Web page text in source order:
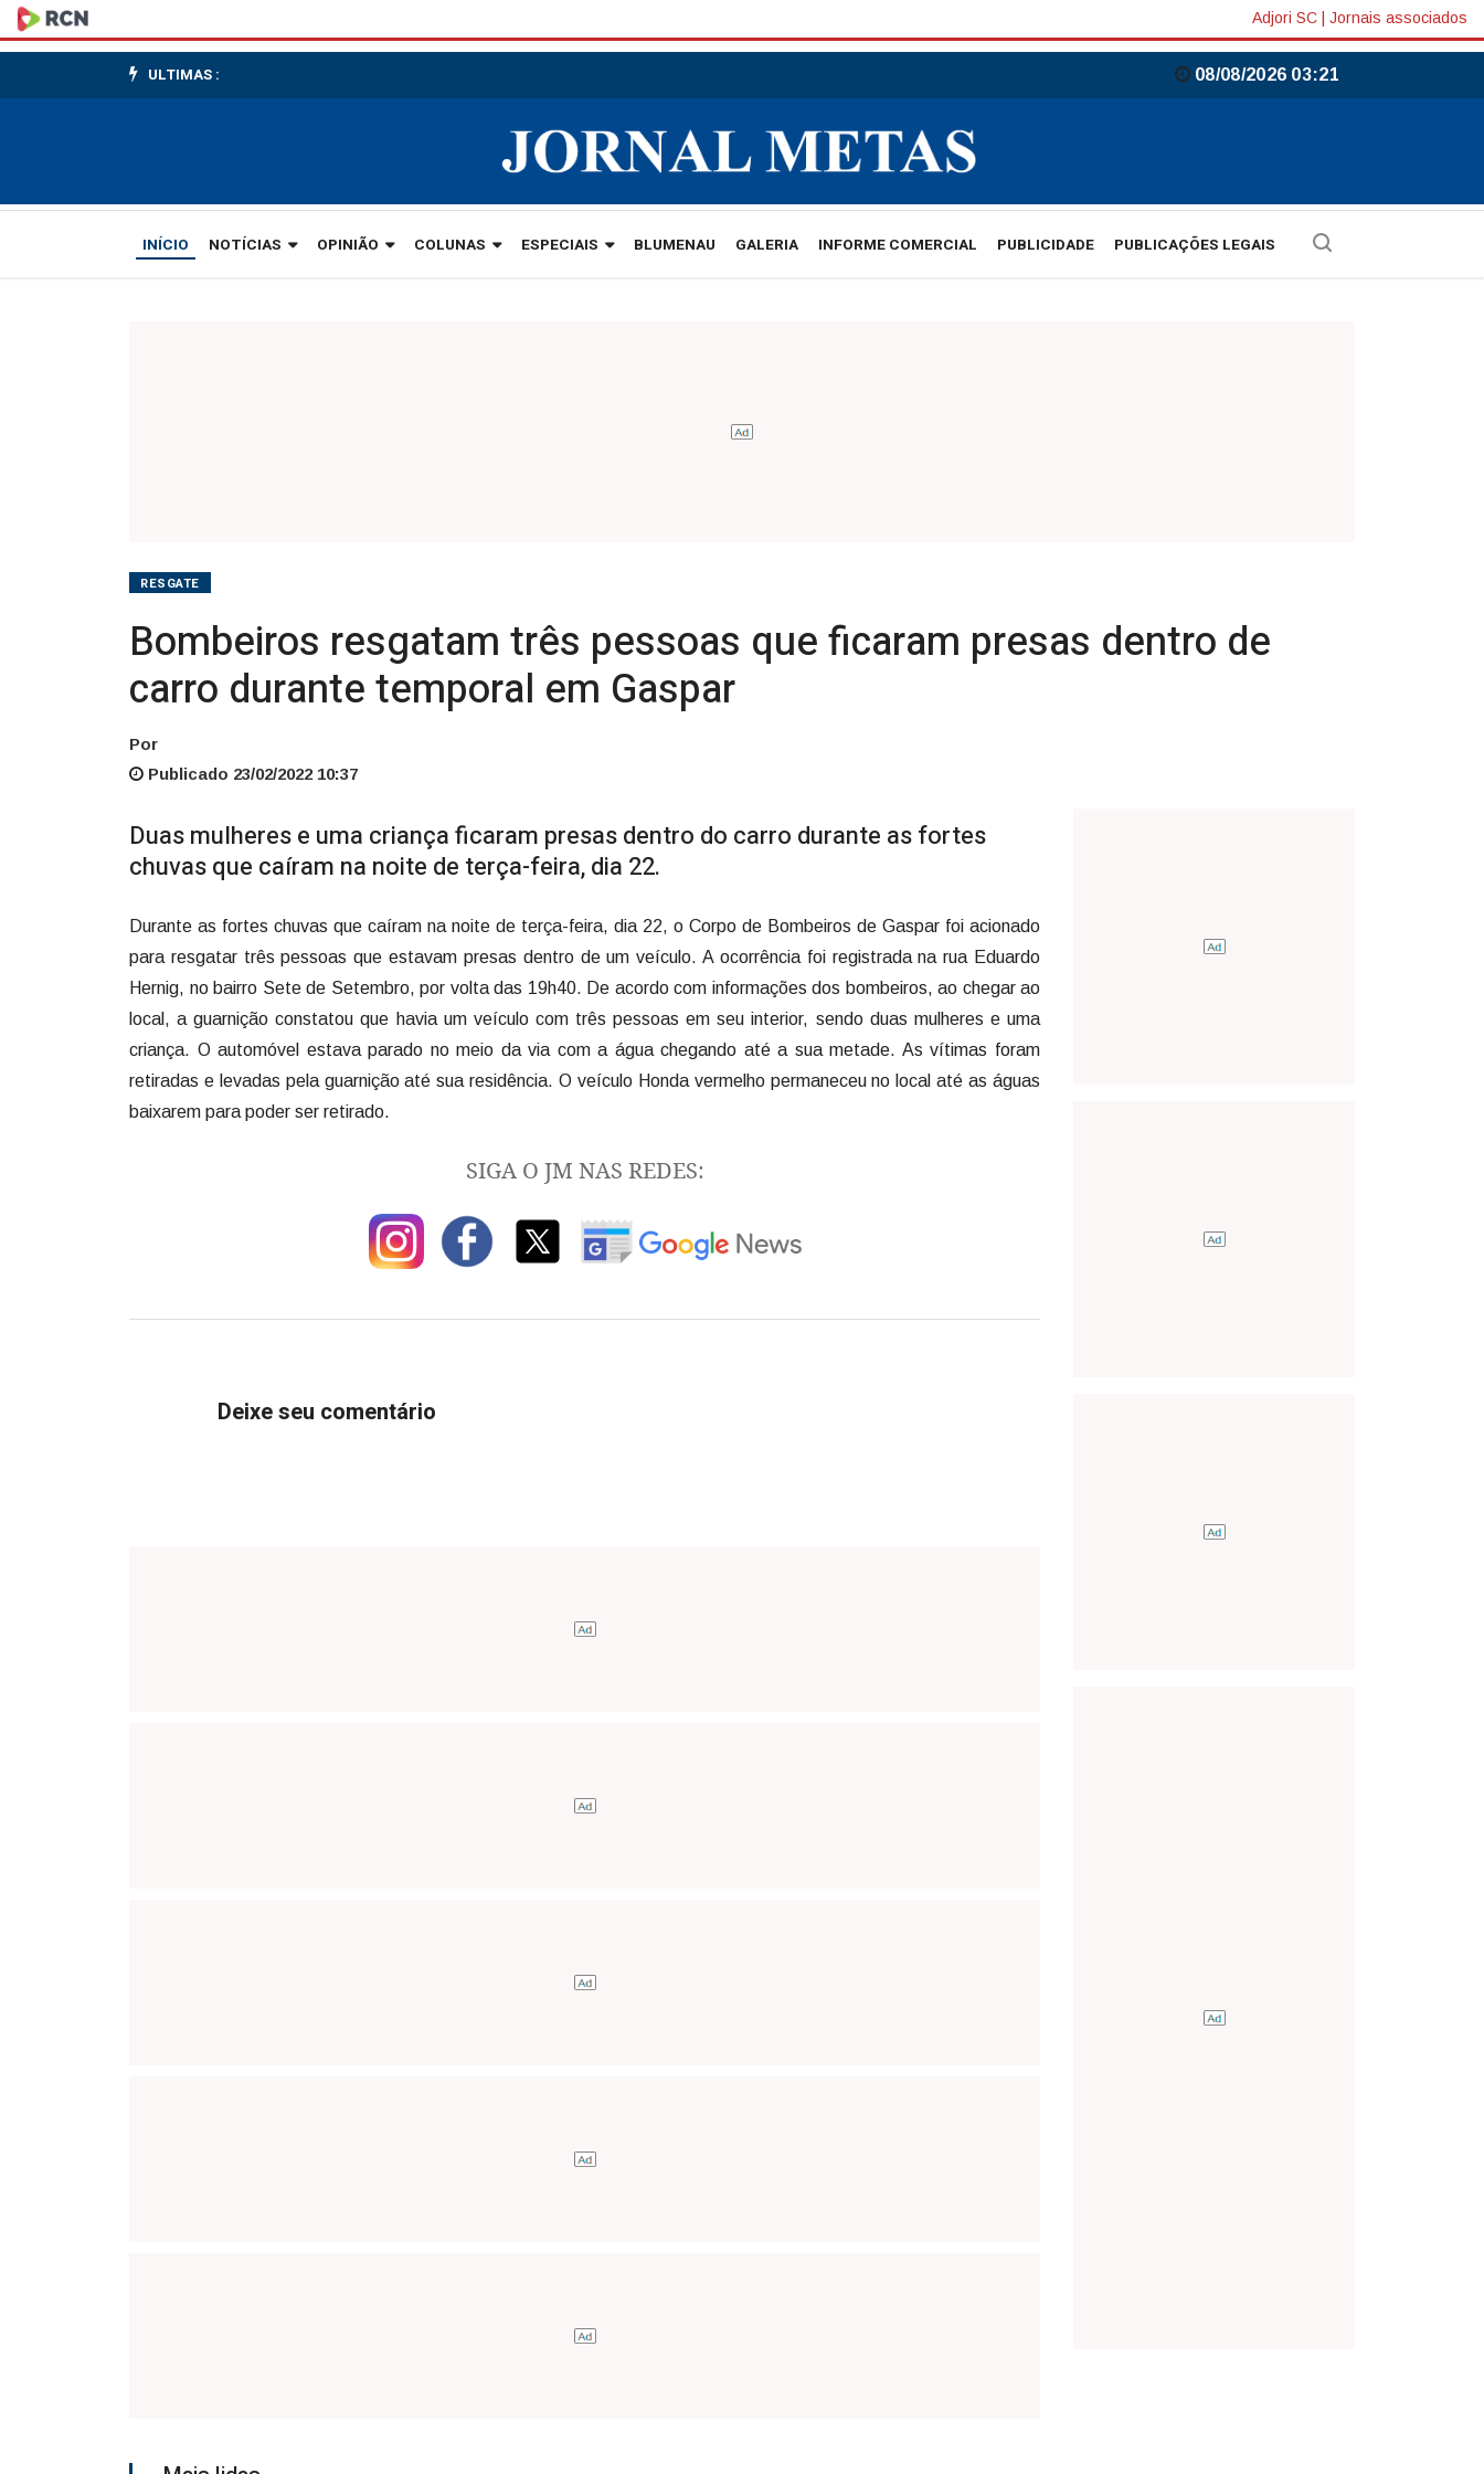
Bombeiros
resgatam
três
que
Adjori SC Jornais associados
ULTIMAS : 08/08/2026 03:21
INÍCIO NOTÍCIAS OPINIÃO COLUNAS ESPECIAIS BLUMENAU GALERIA INFORME COMERCIAL PUBLICIDADE PUBLICAÇÕES LEGAIS
RESGATE
Bombeiros resgatam três pessoas que ficaram presas dentro de
carro durante temporal em Gaspar
Por
Publicado 23/02/2022 10:37
Duas mulheres e uma criança ficaram presas dentro do carro durante as fortes
chuvas que caíram na noite de terça-feira, dia 22.
Durante as fortes chuvas que caíram na noite de terça-feira, dia 22, o Corpo de Bombeiros de Gaspar foi acionado
para resgatar três pessoas que estavam presas dentro de um veículo. A ocorrência foi registrada na rua Eduardo
Hernig, no bairro Sete de Setembro, por volta das 19h40. De acordo com informações dos bombeiros, ao chegar ao
local, a guarnição constatou que havia um veículo com três pessoas em seu interior, sendo duas mulheres e uma
criança. O automóvel estava parado no meio da via com a água chegando até a sua metade. As vítimas foram
retiradas e levadas pela guarnição até sua residência. O veículo Honda vermelho permaneceu no local até as águas
baixarem para poder ser retirado.
SIGA O JM NAS REDES:
Deixe seu comentário